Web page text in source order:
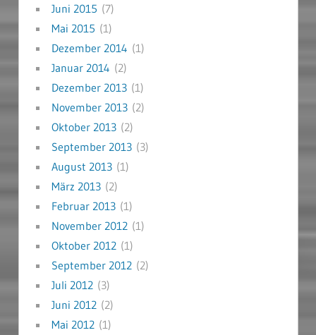
Juni 2015 (7)
Mai 2015 (1)
Dezember 2014 (1)
Januar 2014 (2)
Dezember 2013(1)
November 2013(2)
Oktober 2013(2)
September 2013(3)
August 2013(1)
März 2013(2)
Februar 2013(1)
November 2012(1)
Oktober 2012(1)
September 2012(2)
Juli 2012(3)
Juni 2012(2)
Mai 2012(1)